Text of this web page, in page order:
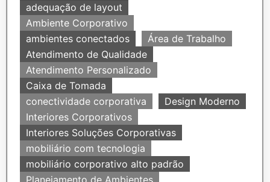
adequação de layout
Ambiente Corporativo
ambientes conectados
Área de Trabalho
Atendimento de Qualidade
Atendimento Personalizado
Caixa de Tomada
conectividade corporativa
Design Moderno
Interiores Corporativos
Interiores Soluções Corporativas
mobiliário com tecnologia
mobiliário corporativo alto padrão
Planejamento de Ambientes